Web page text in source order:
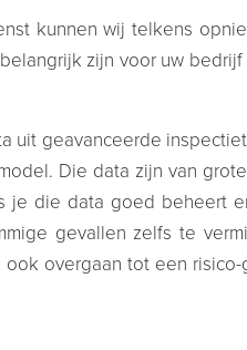
kunnen wij telkens
zijn voor uw
geavanceerde
Die data zijn van
die data goed beheert
gevallen zelfs te
overgaan tot een